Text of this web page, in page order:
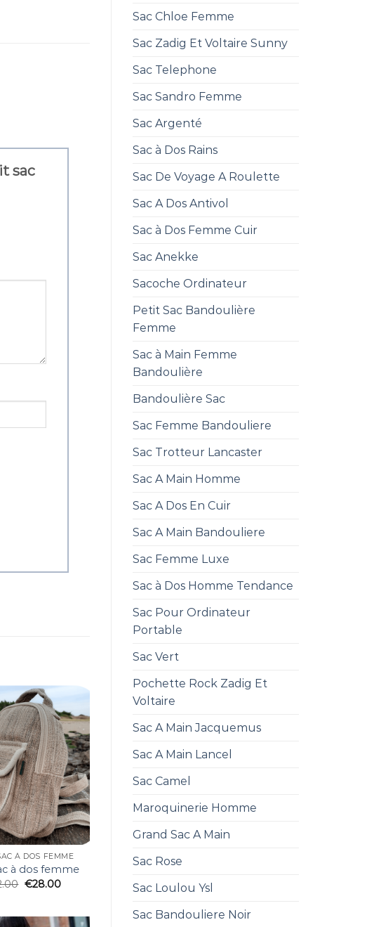
Sac Chloe Femme
Sac Zadig Et Voltaire Sunny
Sac Telephone
Sac Sandro Femme
Sac Argenté
Sac à Dos Rains
Sac De Voyage A Roulette
Sac A Dos Antivol
Sac à Dos Femme Cuir
Sac Anekke
Sacoche Ordinateur
Petit Sac Bandoulière
Femme
Sac à Main Femme
Bandoulière
Bandoulière Sac
Sac Femme Bandouliere
Sac Trotteur Lancaster
Sac A Main Homme
Sac A Dos En Cuir
Sac A Main Bandouliere
Sac Femme Luxe
Sac à Dos Homme Tendance
Sac Pour Ordinateur
Portable
Sac Vert
Pochette Rock Zadig Et
Voltaire
Sac A Main Jacquemus
Sac A Main Lancel
Sac Camel
Maroquinerie Homme
Grand Sac A Main
Sac Rose
Sac Loulou Ysl
Sac Bandouliere Noir
sac
À DOS FEMME
à dos femme
€28.00